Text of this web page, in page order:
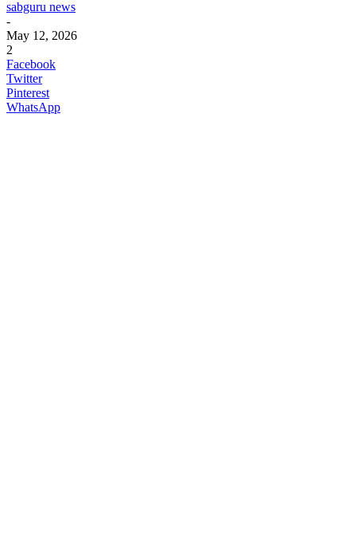
sabguru news
-
May 12, 2026
2
Facebook
Twitter
Pinterest
WhatsApp